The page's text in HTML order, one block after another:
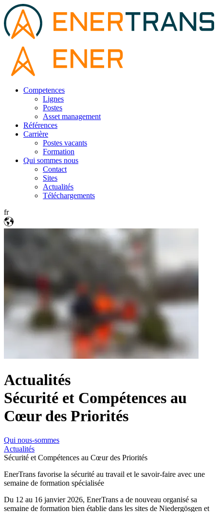
Competences
Lignes
Postes
Asset management
Références
Carrière
Postes vacants
Formation
Qui sommes nous
Contact
Sites
Actualités
Téléchargements
fr
Actualités
Sécurité et Compétences au
Cœur des Priorités
Qui nous-sommes
Actualités
Sécurité et Compétences au Cœur des Priorités
EnerTrans favorise la sécurité au travail et le savoir-faire avec une
semaine de formation spécialisée
Du 12 au 16 janvier 2026, EnerTrans a de nouveau organisé sa
semaine de formation bien établie dans les sites de Niedergösgen et